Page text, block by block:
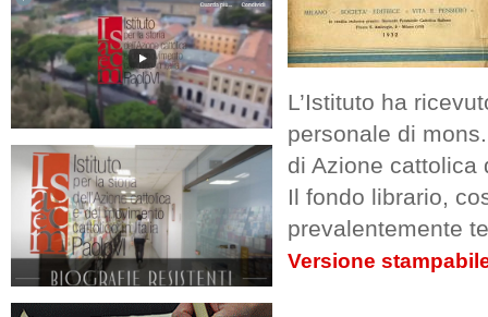
L’Istituto ha
personale di
di Azione cattolica
Il fondo librario,
prevalentemente
Versione